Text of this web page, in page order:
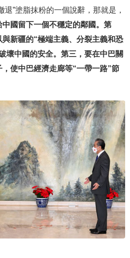
退”塗脂抹粉的一個說辭，那就是，
中國留下一個不穩定的鄰國。第
新疆的“極端主義、分裂主義和恐
壞中國的安全。第三，要在中巴關
使中巴經濟走廊等“一帶一路”節